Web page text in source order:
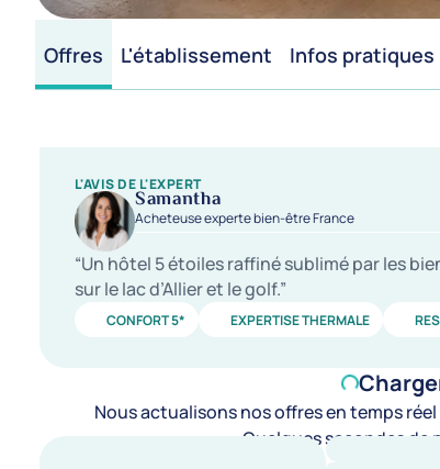
Offres L'établissement Infos pratiques
L'AVIS DE L'EXPERT
Samantha
Acheteuse experte bien-être France
“Un hôtel 5 étoiles raffiné sublimé par les
sur le lac d’Allier et le golf.”
CONFORT 5* EXPERTISE THERMALE
Nous actualisons nos offres en temps
Quelques secondes de